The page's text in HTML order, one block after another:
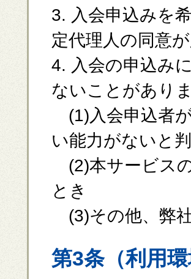
3. 入会申込みを
定代理人の同意
4. 入会の申込み
ないことがあり
(1)入会申込者
い能力がないと
(2)本サービス
とき
(3)その他、弊
第3条（利用